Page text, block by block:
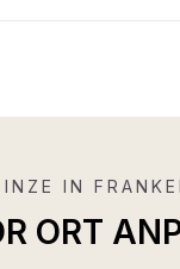
IN
ORT